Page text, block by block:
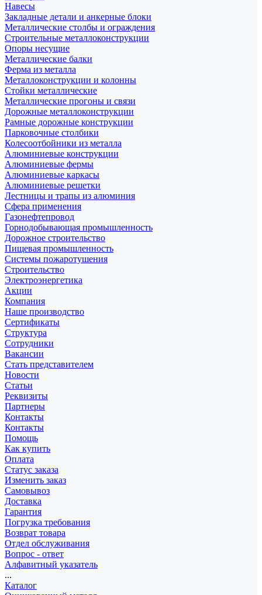
Навесы
Закладные детали и анкерные блоки
Металлические столбы и ограждения
Строительные металлоконструкции
Опоры несущие
Металлические балки
Ферма из металла
Металлоконструкции и колонны
Стойки металлические
Металлические прогоны и связи
Дорожные металлоконструкции
Рамные дорожные конструкции
Парковочные столбики
Колесоотбойники из металла
Алюминиевые конструкции
Алюминиевые фермы
Алюминиевые каркасы
Алюминиевые решетки
Лестницы и трапы из алюминия
Сфера применения
Газонефтепровод
Горнодобывающая промышленность
Дорожное строительство
Пищевая промышленность
Системы пожаротушения
Строительство
Электроэнергетика
Акции
Компания
Наше производство
Сертификаты
Структура
Сотрудники
Вакансии
Стать представителем
Новости
Статьи
Реквизиты
Партнеры
Контакты
Контакты
Помощь
Как купить
Оплата
Статус заказа
Изменить заказ
Самовывоз
Доставка
Гарантия
Погрузка требования
Возврат товара
Отдел обслуживания
Вопрос - ответ
Алфавитный указатель
...
Каталог